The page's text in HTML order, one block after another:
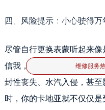
想象一下，你正优雅地举起手腕，
维修服务
四、风险提示：小心驶得万
尽管自行更换表蒙听起来
信我，这并非新手村的任
封性丧失、水汽入侵，甚
时，你的卡地亚就不仅仅